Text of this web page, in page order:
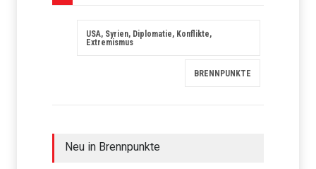
USA, Syrien, Diplomatie, Konflikte,
Extremismus
BRENNPUNKTE
Neu in Brennpunkte